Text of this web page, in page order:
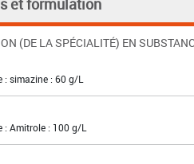
et formulation
(DE LA SPÉCIALITÉ) EN
: simazine : 60 g/L
: Amitrole : 100 g/L